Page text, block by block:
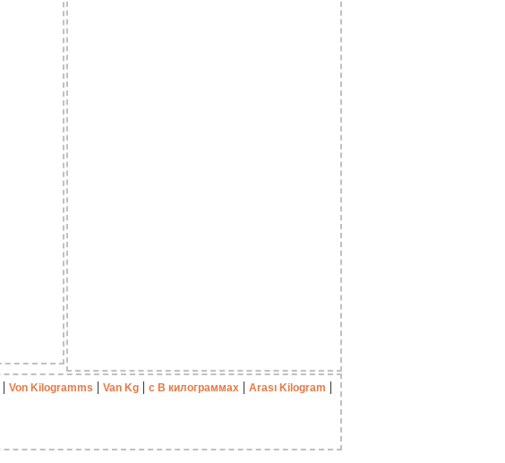
Von Kilogramms Van Kg с В килограммах Arası Kilogram